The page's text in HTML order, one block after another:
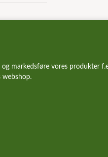
markedsføre vores produkter
webshop.